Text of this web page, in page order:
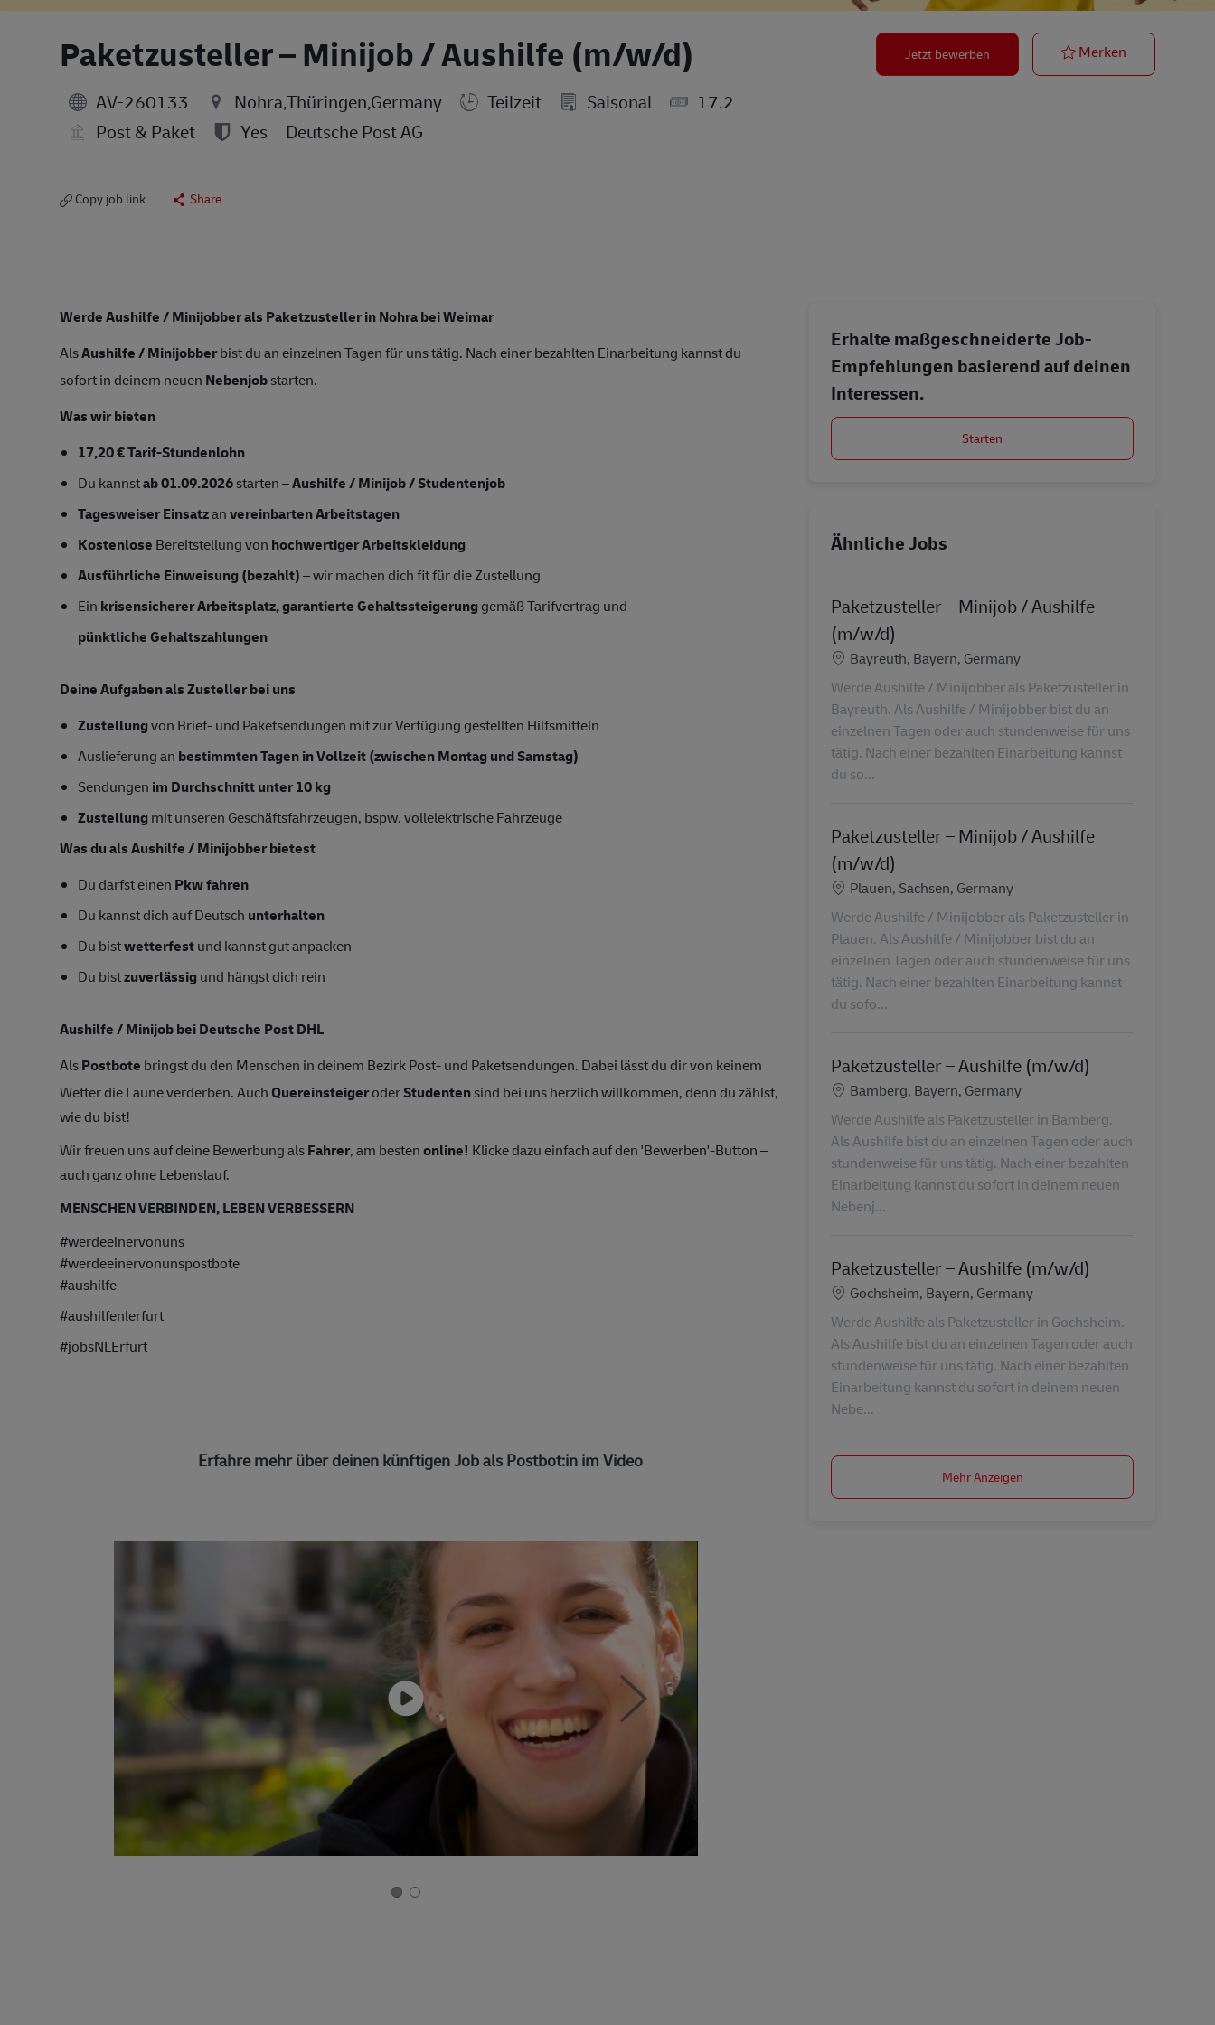
Paketzusteller – Minijob / Aushilfe (m/w/d)
AV-260133 Nohra,Thüringen,Germany Teilzeit Saisonal
17.2
Post & Paket
Yes Deutsche Post AG
Copy job link Share
Jetzt bewerben Merken
Werde Aushilfe / Minijobber als Paketzusteller in Nohra bei Weimar
AlsAushilfe / Minijobberbist du an einzelnen Tagen für uns tätig. Nach einer bezahlten Einarbeitung kannst du
sofort in deinem neuen Nebenjobstarten.
Was wir bieten
17,20 € Tarif-Stundenlohn
Du kannstab 01.09.2026starten –Aushilfe / Minijob / Studentenjob
Tagesweiser Einsatzanvereinbarten Arbeitstagen
Kostenlose Bereitstellung von hochwertiger Arbeitskleidung
Ausführliche Einweisung (bezahlt)– wir machen dich fit für die Zustellung
Ein krisensicherer Arbeitsplatz, garantierte Gehaltssteigerung gemäß Tarifvertrag und
pünktliche Gehaltszahlungen
Deine Aufgaben als Zusteller bei uns
Zustellungvon Brief- und Paketsendungen mit zur Verfügung gestellten Hilfsmitteln
Auslieferung an bestimmten Tagen in Vollzeit(zwischen Montag und Samstag)
Sendungen im Durchschnitt unter 10 kg
Zustellung mit unseren Geschäftsfahrzeugen, bspw. vollelektrische Fahrzeuge
Was du als Aushilfe / Minijobber bietest
Du darfst einen Pkw fahren
Du kannst dich auf Deutsch unterhalten
Du bistwetterfestund kannst gut anpacken
Du bistzuverlässig und hängst dich rein
Aushilfe / Minijob bei Deutsche Post DHL
AlsPostbote bringst du den Menschen in deinem Bezirk Post- und Paketsendungen. Dabei lässt du dir von keinem
Wetter die Laune verderben. AuchQuereinsteigeroderStudentensind bei uns herzlich willkommen, denn du zählst,
wie du bist!
Wir freuen uns auf deine Bewerbung alsFahrer, am bestenonline! Klicke dazu einfach auf den 'Bewerben'-Button –
auch ganz ohne Lebenslauf.
MENSCHEN VERBINDEN, LEBEN VERBESSERN
#werdeeinervonuns
#werdeeinervonunspostbote
#aushilfe
#aushilfenlerfurt
#jobsNLErfurt
Erfahre mehr über deinen künftigen Job als Postbot:in im Video
Erhalte maßgeschneiderte Job-
Empfehlungen basierend auf deinen
Interessen.
Starten
Ähnliche Jobs
Paketzusteller – Minijob / Aushilfe
(m/w/d)
Standort
Bayreuth, Bayern, Germany
Werde Aushilfe / Minijobber als Paketzusteller in
Bayreuth. Als Aushilfe / Minijobber bist du an
einzelnen Tagen oder auch stundenweise für uns
tätig. Nach einer bezahlten Einarbeitung kannst
du so...
Paketzusteller – Minijob / Aushilfe
(m/w/d)
Standort
Plauen, Sachsen, Germany
Werde Aushilfe / Minijobber als Paketzusteller in
Plauen. Als Aushilfe / Minijobber bist du an
einzelnen Tagen oder auch stundenweise für uns
tätig. Nach einer bezahlten Einarbeitung kannst
du sofo...
Paketzusteller – Aushilfe (m/w/d)
Standort
Bamberg, Bayern, Germany
Werde Aushilfe als Paketzusteller in Bamberg.
Als Aushilfe bist du an einzelnen Tagen oder auch
stundenweise für uns tätig. Nach einer bezahlten
Einarbeitung kannst du sofort in deinem neuen
Nebenj...
Paketzusteller – Aushilfe (m/w/d)
Standort
Gochsheim, Bayern, Germany
Werde Aushilfe als Paketzusteller in Gochsheim.
Als Aushilfe bist du an einzelnen Tagen oder auch
stundenweise für uns tätig. Nach einer bezahlten
Einarbeitung kannst du sofort in deinem neuen
Nebe...
Mehr Anzeigen